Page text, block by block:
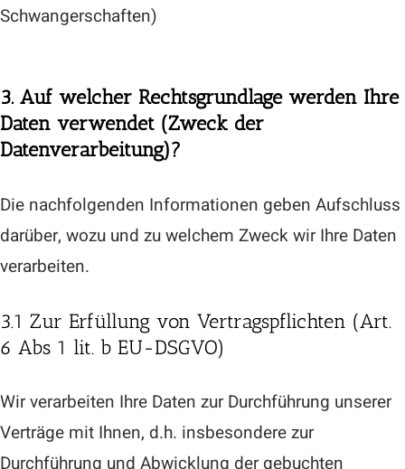
Schwangerschaften)
3. Auf welcher Rechtsgrundlage werden Ihre
Daten verwendet (Zweck der
Datenverarbeitung)?
Die nachfolgenden Informationen geben Aufschluss
darüber, wozu und zu welchem Zweck wir Ihre Daten
verarbeiten.
3.1 Zur Erfüllung von Vertragspflichten (Art.
6 Abs 1 lit. b EU-DSGVO)
Wir verarbeiten Ihre Daten zur Durchführung unserer
Verträge mit Ihnen, d.h. insbesondere zur
Durchführung und Abwicklung der gebuchten